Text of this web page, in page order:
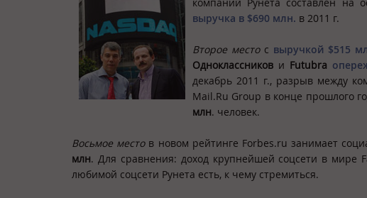
выручка в $690 млн. в 2011 г.
Второе местос выручкой $515
Одноклассников и Futubra
декабрь 2011 г., разрыв между
Mail.Ru Group в конце прошлого
млн. человек.
Восьмое местов новом рейтинге Forbes.ru занимает
млн. Для сравнения: доход крупнейшей соцсети в мире
любимой соцсети Рунета есть, к чему стремиться.